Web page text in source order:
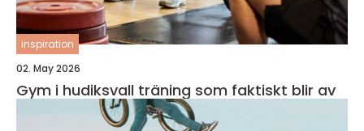
inspiration
02. May 2026
Gym i hudiksvall träning som faktiskt blir av